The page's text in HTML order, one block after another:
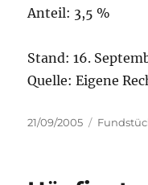
Anteil: 3,5 %
Stand: 16.
Quelle: Eigene
Posted
21/09/2005